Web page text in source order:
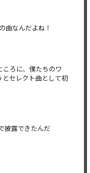
曲なんだよね！
ころに、僕たちのワ
とセレクト曲として初
披露できたんだ